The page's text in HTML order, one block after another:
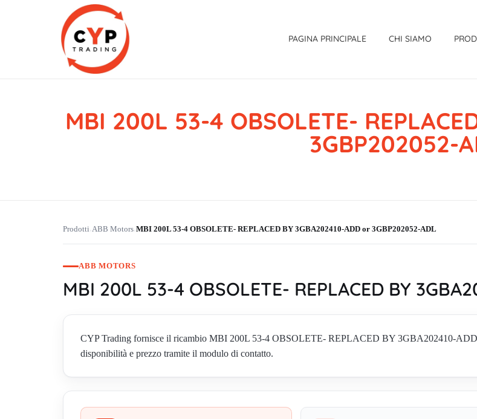
CYP Trading
Professionelle Ersatzteilbeschaffung
PAGINA PRINCIPALE CHI SIAMO
MBI 200L 53-4 OBSOLETE-
3GBP202052-
Prodotti›ABB Motors›MBI 200L 53-4 OBSOLETE- REPLACED BY 3GBA202410-ADD or 3GBP202052-ADL
ABB MOTORS
MBI 200L 53-4 OBSOLETE- REPLACED BY
CYP Trading fornisce il ricambio MBI 200L 53-4 OBSOLETE- REPLACED BY 3GBA202410-
disponibilità e prezzo tramite il modulo di contatto.